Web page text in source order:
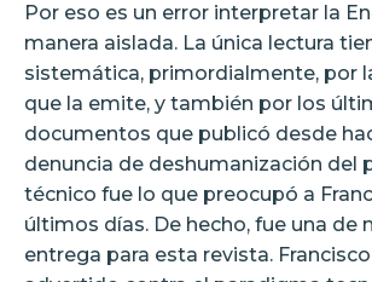
Por eso es un error interpretar la
manera aislada. La única lectura
sistemática, primordialmente, por
que la emite, y también por los
documentos que publicó desde
denuncia de deshumanización del
técnico fue lo que preocupó a
últimos días. De hecho, fue una de
entrega para esta revista.